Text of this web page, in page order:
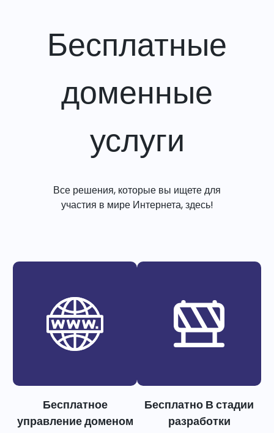
Бесплатные
доменные
услуги
Все решения, которые вы ищете для
участия в мире Интернета, здесь!
Бесплатное
управление доменом
Бесплатно В стадии
разработки